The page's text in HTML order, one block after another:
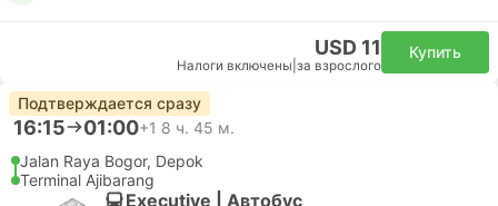
USD 11
Налоги включены за взрослого
Купить
Подтверждается сразу
16:15 01:00+1 8 ч. 45 м.
Jalan Raya Bogor, Depok
Terminal Ajibarang
Executive | Автобус